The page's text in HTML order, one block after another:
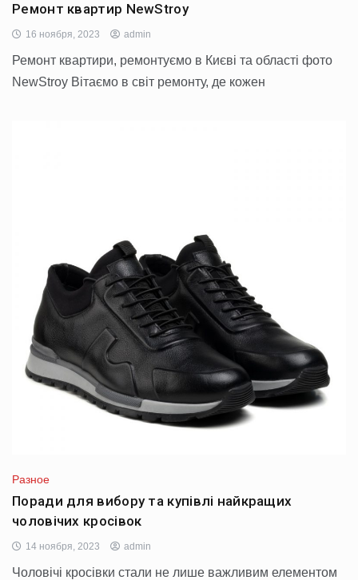
Ремонт квартир NewStroy
16 ноября, 2023 admin
Ремонт квартири, ремонтуємо в Києві та області фото
NewStroy Вітаємо в світ ремонту, де кожен
Разное
Поради для вибору та купівлі найкращих
чоловічих кросівок
14 ноября, 2023 admin
Чоловічі кросівки стали не лише важливим елементом